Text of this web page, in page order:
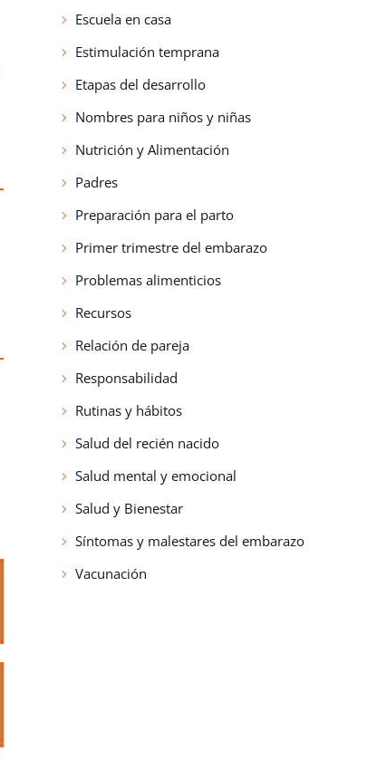
Escuela en casa
Estimulación temprana
Etapas del desarrollo
Nombres para niños y niñas
Nutrición y Alimentación
Padres
Preparación para el parto
Primer trimestre del embarazo
Problemas alimenticios
Recursos
Relación de pareja
Responsabilidad
Rutinas y hábitos
Salud del recién nacido
Salud mental y emocional
Salud y Bienestar
Síntomas y malestares del embarazo
Vacunación